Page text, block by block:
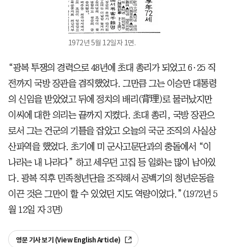
1972년 5월 12일자 1면.
“광복 투쟁의 경력으로 48년에 초대 총리가 되었고 6·25 직
전까지 국방 장관을 겸직했었다. 그만큼 그는 이승만 대통령
의 신임을 받았었고 뒤에 정치의 배리(背理)로 물러났지만
이씨에 대한 의리는 끝까지 지켰다. 초대 총리, 국방 장관으
로서 그는 건군의 기틀을 잡았고 오늘의 국군 조직의 사실상
산파역을 했었다. 초기에 미 군사고문단과의 충돌에서 “이
나라는 내 나라다” 하고 세우던 고집 등 일화는 많이 남아있
다. 광복 직후 민족청년단을 조직해서 공백기의 청년운동을
이끈 것은 그만이 할 수 있었던 지도 역량이었다.”(1972년 5
월 12일 자 3면)
영문 기사 보기 (View English Article)